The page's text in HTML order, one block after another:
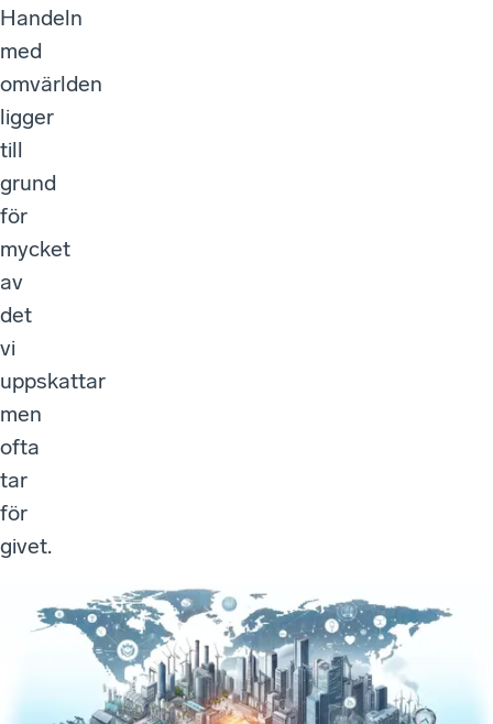
Handeln
med
omvärlden
ligger
till
grund
för
mycket
av
det
vi
uppskattar
men
ofta
tar
för
givet.